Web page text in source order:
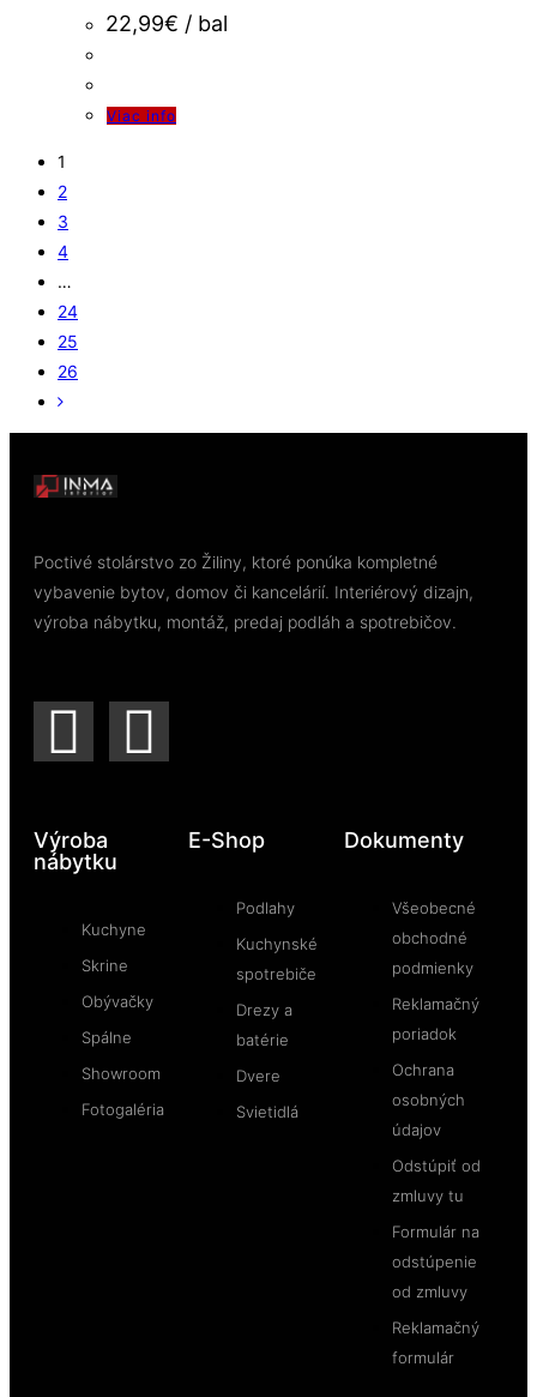
22,99€ / bal
Viac info
1
2
3
4
…
24
25
26
Poctivé stolárstvo zo Žiliny, ktoré ponúka kompletné
vybavenie bytov, domov či kancelárií. Interiérový dizajn,
výroba nábytku, montáž, predaj podláh a spotrebičov.
Výroba
nábytku
Kuchyne
Skrine
Obývačky
Spálne
Showroom
Fotogaléria
E-Shop
Podlahy
Kuchynské
spotrebiče
Drezy a
batérie
Dvere
Svietidlá
Dokumenty
Všeobecné
obchodné
podmienky
Reklamačný
poriadok
Ochrana
osobných
údajov
Odstúpiť od
zmluvy tu
Formulár na
odstúpenie
od zmluvy
Reklamačný
formulár